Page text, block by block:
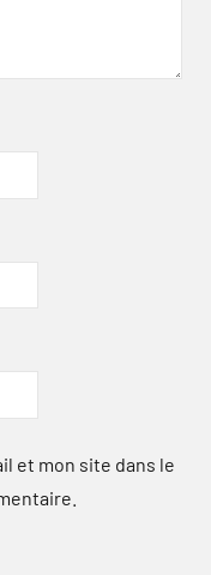
et mon site dans le